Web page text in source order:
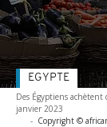
Des Égyptiens
janvier 2023
- Copyright ©
EGYPTE